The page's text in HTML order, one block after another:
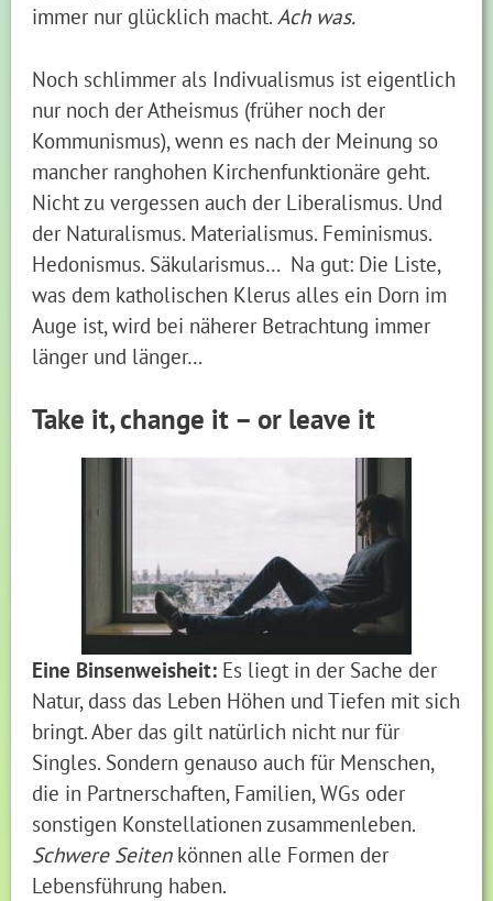
immer nur glücklich macht. Ach was.
Noch schlimmer als Indivualismus ist eigentlich
nur noch der Atheismus (früher noch der
Kommunismus), wenn es nach der Meinung so
mancher ranghohen Kirchenfunktionäre geht.
Nicht zu vergessen auch der Liberalismus. Und
der Naturalismus. Materialismus. Feminismus.
Hedonismus. Säkularismus… Na gut: Die Liste,
was dem katholischen Klerus alles ein Dorn im
Auge ist, wird bei näherer Betrachtung immer
länger und länger…
Take it, change it – or leave it
Eine Binsenweisheit: Es liegt in der Sache der
Natur, dass das Leben Höhen und Tiefen mit sich
bringt. Aber das gilt natürlich nicht nur für
Singles. Sondern genauso auch für Menschen,
die in Partnerschaften, Familien, WGs oder
sonstigen Konstellationen zusammenleben.
Schwere Seitenkönnen alle Formen der
Lebensführung haben.